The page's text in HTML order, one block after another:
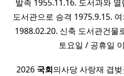
발족 1955.11.16. 도서과와
도서관으로 승격 1975.9.15.
1988.02.20. 신축 도서관건물
토요일 / 공휴일
2026 국회의사당 사랑재 겹